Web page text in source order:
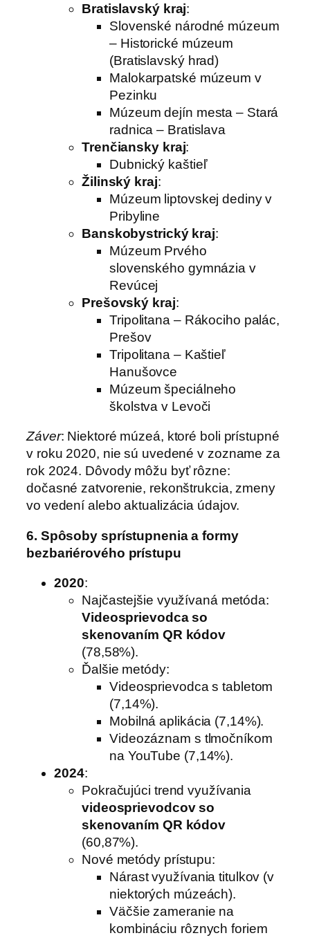
Bratislavský kraj:
Slovenské národné múzeum
– Historické múzeum
(Bratislavský hrad)
Malokarpatské múzeum v
Pezinku
Múzeum dejín mesta – Stará
radnica – Bratislava
Trenčiansky kraj:
Dubnický kaštieľ
Žilinský kraj:
Múzeum liptovskej dediny v
Pribyline
Banskobystrický kraj:
Múzeum Prvého
slovenského gymnázia v
Revúcej
Prešovský kraj:
Tripolitana – Rákociho palác,
Prešov
Tripolitana – Kaštieľ
Hanušovce
Múzeum špeciálneho
školstva v Levoči
Záver: Niektoré múzeá, ktoré boli prístupné
v roku 2020, nie sú uvedené v zozname za
rok 2024. Dôvody môžu byť rôzne:
dočasné zatvorenie, rekonštrukcia, zmeny
vo vedení alebo aktualizácia údajov.
6. Spôsoby sprístupnenia a formy
bezbariérového prístupu
2020:
Najčastejšie využívaná metóda:
Videosprievodca so
skenovaním QR kódov
(78,58%).
Ďalšie metódy:
Videosprievodca s tabletom
(7,14%).
Mobilná aplikácia (7,14%).
Videozáznam s tlmočníkom
na YouTube (7,14%).
2024:
Pokračujúci trend využívania
videosprievodcov so
skenovaním QR kódov
(60,87%).
Nové metódy prístupu:
Nárast využívania titulkov (v
niektorých múzeách).
Väčšie zameranie na
kombináciu rôznych foriem